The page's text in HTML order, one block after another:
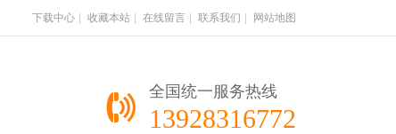
下载中心 收藏本站 在线留言 联系我们 网站地图
全国统一服务热线
13928316772